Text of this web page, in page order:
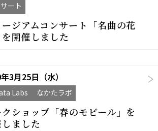
ート
ージアムコンサート「名曲の花
開催しました
3月25日（水）
Labs なかたラボ
ショップ「春のモビール」を
ました